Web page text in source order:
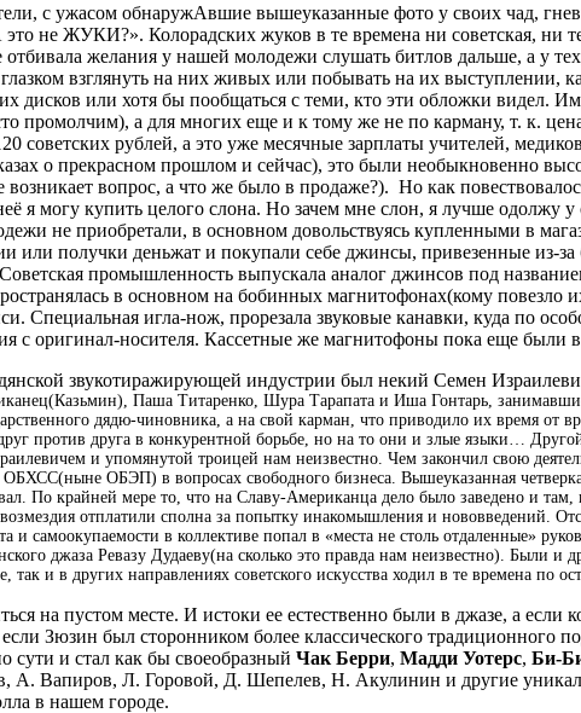
с ужасом обнаружАвшие вышеуказанные фото у своих чад,
не ЖУКИ?». Колорадских жуков в те времена ни советская, ни
желания у нашей молодежи слушать битлов дальше, а у
взглянуть на них живых или побывать на их выступлении,
дисков или хотя бы пообщаться с теми, кто эти обложки видел.
промолчим), а для многих еще и к тому же не по карману, т. к.
советских рублей, а это уже месячные зарплаты учителей,
о прекрасном прошлом и сейчас), это были необыкновенно
вопрос, а что же было в продаже?). Но как
я могу купить целого слона. Но зачем мне слон, я лучше
не приобретали, в основном довольствуясь купленными в
или получки деньжат и покупали себе джинсы, привезенные из-
промышленность выпускала аналог джинсов под
в основном на бобинных магнитофонах(кому
Специальная игла-нож, прорезала звуковые канавки, куда по
с оригинал-носителя. Кассетные же магнитофоны пока еще были
звукотиражирующей индустрии был некий Семен
Паша Титаренко, Шура Тарапата и Иша Гонтарь,
дядю-чиновника, а на свой карман, что приводило их время
против друга в конкурентной борьбе, но на то они и злые языки…
и упомянутой троицей нам неизвестно. Чем закончил свою
ОБХСС(ныне ОБЭП) в вопросах свободного бизнеса. Вышеуказанная
По крайней мере то, что на Славу-Американца дело было заведено и
отплатили сполна за попытку инакомышления и нововведений.
самоокупаемости в коллективе попал в «места не столь отдаленные»
джаза Ревазу Дудаеву(на сколько это правда нам неизвестно). Были и
и в других направлениях советского искусства ходил в те времена по
на пустом месте. И истоки ее естественно были в джазе, а если
Зюзин был сторонником более классического традиционного
сути и стал как бы своеобразный Чак Берри, Мадди Уотерс, Би-
А. Вапиров, Л. Горовой, Д. Шепелев, Н. Акулинин и другие
в нашем городе.